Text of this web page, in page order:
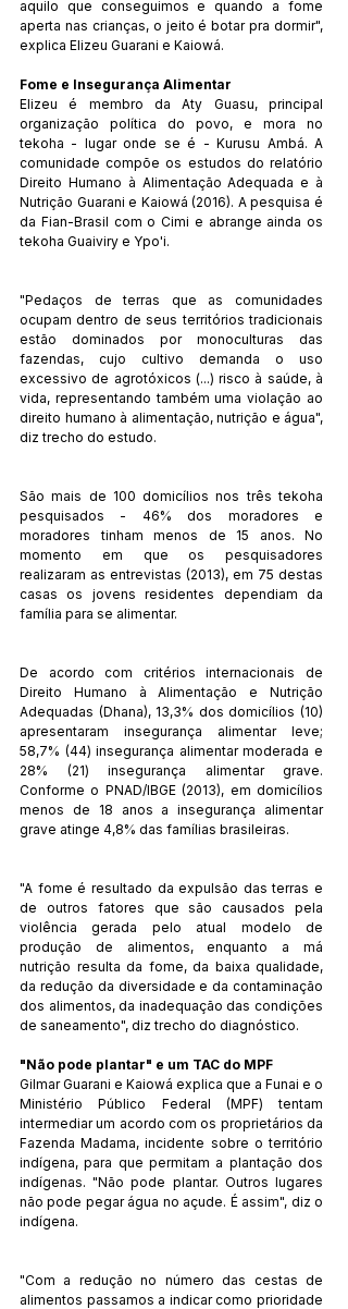
aquilo que conseguimos e quando a fome
aperta nas crianças, o jeito é botar pra dormir",
explica Elizeu Guarani e Kaiowá.
Fome e Insegurança Alimentar
Elizeu é membro da Aty Guasu, principal
organização política do povo, e mora no
tekoha - lugar onde se é - Kurusu Ambá. A
comunidade compõe os estudos do relatório
Direito Humano à Alimentação Adequada e à
Nutrição Guarani e Kaiowá (2016). A pesquisa é
da Fian-Brasil com o Cimi e abrange ainda os
tekoha Guaiviry e Ypo'i.
"Pedaços de terras que as comunidades
ocupam dentro de seus territórios tradicionais
estão dominados por monoculturas das
fazendas, cujo cultivo demanda o uso
excessivo de agrotóxicos (...) risco à saúde, à
vida, representando também uma violação ao
direito humano à alimentação, nutrição e água",
diz trecho do estudo.
São mais de 100 domicílios nos três tekoha
pesquisados - 46% dos moradores e
moradores tinham menos de 15 anos. No
momento em que os pesquisadores
realizaram as entrevistas (2013), em 75 destas
casas os jovens residentes dependiam da
família para se alimentar.
De acordo com critérios internacionais de
Direito Humano à Alimentação e Nutrição
Adequadas (Dhana), 13,3% dos domicílios (10)
apresentaram insegurança alimentar leve;
58,7% (44) insegurança alimentar moderada e
28% (21) insegurança alimentar grave.
Conforme o PNAD/IBGE (2013), em domicílios
menos de 18 anos a insegurança alimentar
grave atinge 4,8% das famílias brasileiras.
"A fome é resultado da expulsão das terras e
de outros fatores que são causados pela
violência gerada pelo atual modelo de
produção de alimentos, enquanto a má
nutrição resulta da fome, da baixa qualidade,
da redução da diversidade e da contaminação
dos alimentos, da inadequação das condições
de saneamento", diz trecho do diagnóstico.
"Não pode plantar" e um TAC do MPF
Gilmar Guarani e Kaiowá explica que a Funai e o
Ministério Público Federal (MPF) tentam
intermediar um acordo com os proprietários da
Fazenda Madama, incidente sobre o território
indígena, para que permitam a plantação dos
indígenas. "Não pode plantar. Outros lugares
não pode pegar água no açude. É assim", diz o
indígena.
"Com a redução no número das cestas de
alimentos passamos a indicar como prioridade